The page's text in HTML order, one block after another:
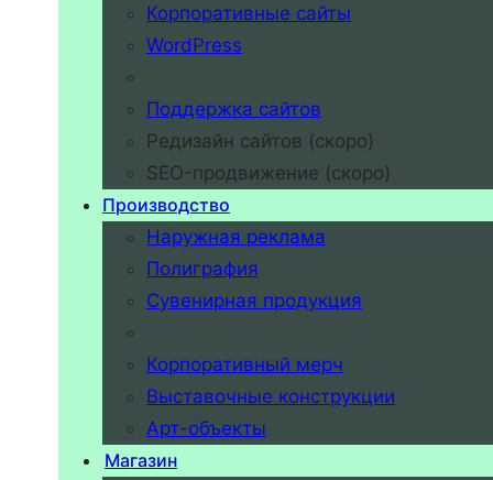
Корпоративные сайты
WordPress
Поддержка сайтов
Редизайн сайтов (скоро)
SEO-продвижение (скоро)
Производство
Наружная реклама
Полиграфия
Сувенирная продукция
Корпоративный мерч
Выставочные конструкции
Арт-объекты
Магазин